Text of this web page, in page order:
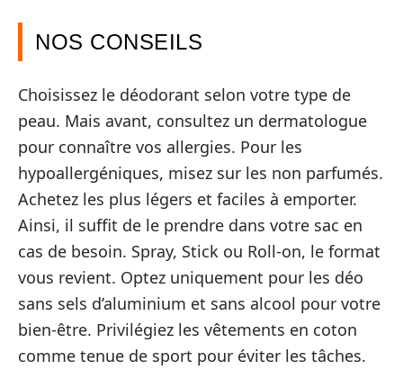
NOS CONSEILS
Choisissez le déodorant selon votre type de
peau. Mais avant, consultez un dermatologue
pour connaître vos allergies. Pour les
hypoallergéniques, misez sur les non parfumés.
Achetez les plus légers et faciles à emporter.
Ainsi, il suffit de le prendre dans votre sac en
cas de besoin. Spray, Stick ou Roll-on, le format
vous revient. Optez uniquement pour les déo
sans sels d’aluminium et sans alcool pour votre
bien-être. Privilégiez les vêtements en coton
comme tenue de sport pour éviter les tâches.